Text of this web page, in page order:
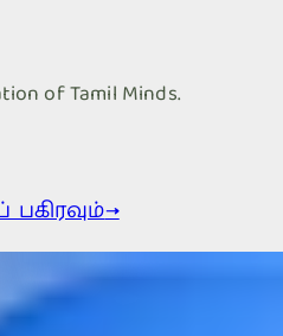
of Tamil Minds.
→